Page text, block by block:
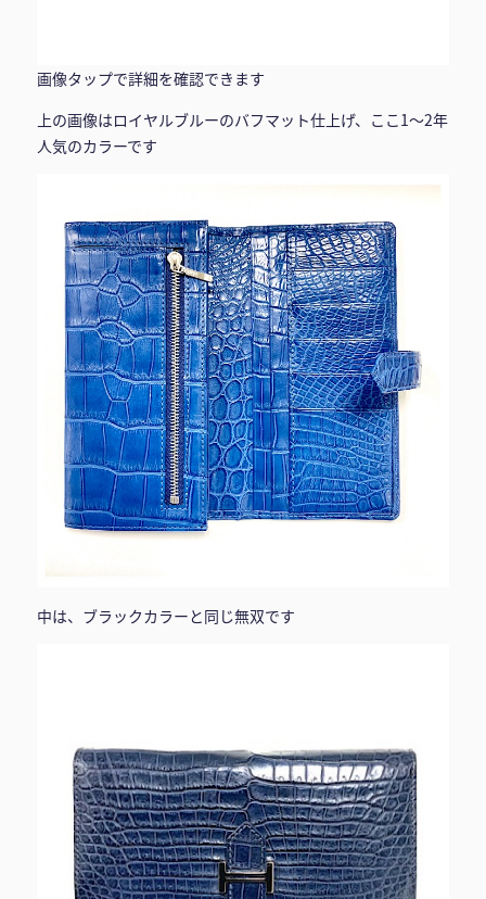
画像タップで詳細を確認できます
上の画像はロイヤルブルーのバフマット仕上げ、ここ1～2年
人気のカラーです
中は、ブラックカラーと同じ無双です